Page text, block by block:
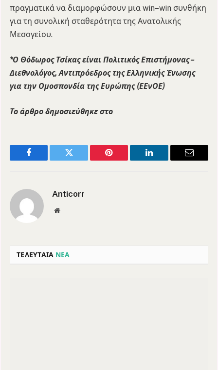
πραγματικά να διαμορφώσουν μια win–win συνθήκη
για τη συνολική σταθερότητα της Ανατολικής
Μεσογείου.
*Ο Θόδωρος Τσίκας είναι Πολιτικός Επιστήμονας –
Διεθνολόγος, Αντιπρόεδρος της Ελληνικής Ένωσης
για την Ομοσπονδία της Ευρώπης (ΕΕνΟΕ)
Το άρθρο δημοσιεύθηκε στο
Facebook Twitter Pinterest LinkedIn Email
Anticorr
Website
ΤΕΛΕΥΤΑΙΑ ΝΕΑ